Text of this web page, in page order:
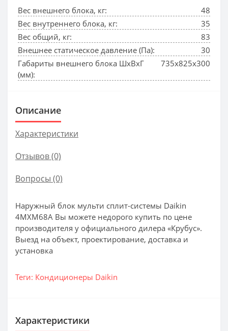
Вес внешнего блока, кг:
48
Вес внутреннего блока, кг:
35
Вес общий, кг:
83
Внешнее статическое давление (Па):
30
Габариты внешнего блока ШхВхГ
(мм):
735х825х300
Описание
Характеристики
Отзывов (0)
Вопросы (0)
Наружный блок мульти сплит-системы Daikin
4MXM68A Вы можете недорого купить по цене
производителя у официального дилера «Крубус».
Выезд на объект, проектирование, доставка и
установка
Теги: Кондиционеры Daikin
Характеристики